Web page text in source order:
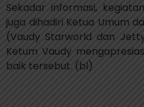
Sekadar informasi,
juga dihadiri Ketua Umum
(Vaudy Starworld dan
Ketum Vaudy
baik tersebut. (bl)